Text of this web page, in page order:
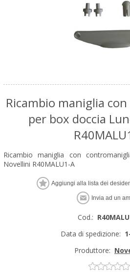
Ricambio maniglia
per box doccia
Ricambio maniglia con
Novellini R40MALU1-A
Cod.:
Data di spedizione:
Produttore: